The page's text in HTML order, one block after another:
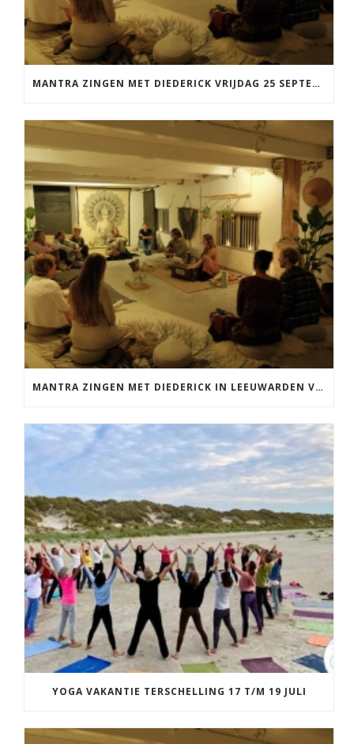
MANTRA ZINGEN MET DIEDERICK VRIJDAG 25 SEPTEMBER EN 20 NOVEMBER
MANTRA ZINGEN MET DIEDERICK IN LEEUWARDEN VRIJDAG 12 JUNI KIRTAN
YOGA VAKANTIE TERSCHELLING 17 T/M 19 JULI